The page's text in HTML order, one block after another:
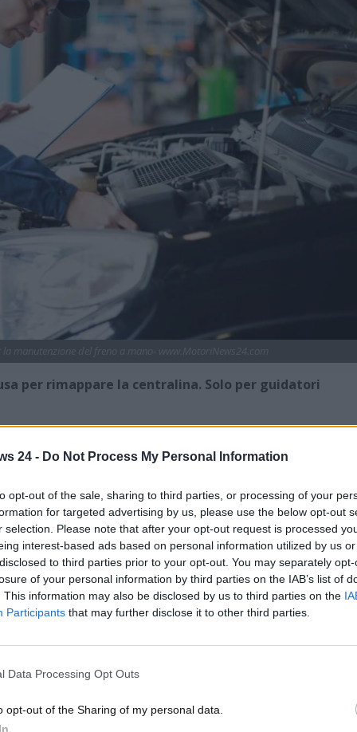
24 - Do Not Process My Personal Information
opt-out of the sale, sharing to third parties, or processing of your
for targeted advertising by us, please use the below opt-out
selection. Please note that after your opt-out request is processed
interest-based ads based on personal information utilized by us
to third parties prior to your opt-out. You may separately
of your personal information by third parties on the IAB’s list of
This information may also be disclosed by us to third parties on the
Participants that may further disclose it to other third parties.
Data Processing Opt Outs
opt-out of the Sharing of my personal data.
per rimappare la centralina. Solo per guidatori
Eppure, nel mondo delle due ruote, esiste una leggenda
potesse sorprendere anche i più scettici.
bene il mito delGame Boycapace di dialogare con
di iniezione elettronica. Da tempo circola la voce,
fossero in grado non solo di effettuare la diagnostica,
di scooter. Ebbene,non è un’invenzione: c’è un
di fare tutto questo.
una vera follia!
strumento permetteva di “interrogare” il sistema
con precisione, una vera manna per i meccanici alle
ordinaria.